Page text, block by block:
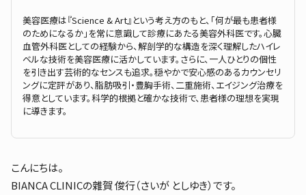
美容医療は『Science & Art』という考え方のもと、「何が最も患者様
のためになるか」を常に意識して診療にあたる美容外科医です。心臓
血管外科医としての経験から、解剖学的な構造を深く理解したハイレ
ベルな技術を美容医療に活かしています。さらに、一人ひとりの個性
を引き出す芸術的なセンスも追求。穏やかで安心感のあるカウンセリ
ングに定評があり、脂肪吸引・豊胸手術、二重施術、エイジング治療を
得意としています。科学的根拠と確かな技術で、患者様の理想を実現
に導きます。
こんにちは。
BIANCA CLINICの雜賀 俊行（さいが としゆき）です。